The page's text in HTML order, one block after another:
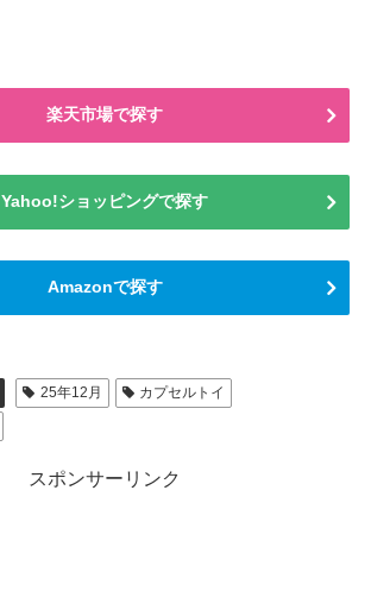
楽天市場で探す
Yahoo!ショッピングで探す
Amazonで探す
25年12月
カプセルトイ
スポンサーリンク